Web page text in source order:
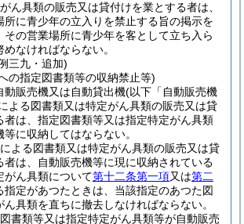
ん具類の販売又は貸付けを業とする者は、
所に青少年の立入りを禁止する旨の掲示を
その営業場所に青少年を客として立ち入ら
なければならない。
三九・追加)
の指定図書類等の収納禁止等)
動販売機又は自動貸出機(以下「自動販売機
よる図書類又は特定がん具類の販売又は貸
者は、指定図書類等又は指定特定がん具類
に収納してはならない。
よる図書類又は特定がん具類の販売又は貸
者は、自動販売機等に現に収納されている
がん具類について第十二条第一項又は第二
指定があつたときは、当該指定のあつた図
具類を直ちに撤去しなければならない。
書類等又は指定特定がん具類等が自動販売